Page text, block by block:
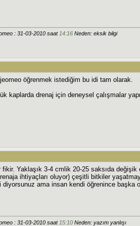
: 31-03-2010 saat 14:16Neden: eksik bilgi
öğrenmek istediğim bu idi tam olarak.
kaplarda drenaj için deneysel çalışmalar
Yaklaşık 3-4 cmlik 20-25 saksıda
ihtiyaçları oluyor) çeşitli bitkiler
diyorsunuz ama insan kendi öğrenince başka
: 31-03-2010 saat 15:10Neden: yazım yanlışı